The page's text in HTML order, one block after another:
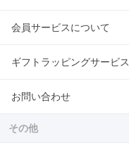
会員サービスについて
ギフトラッピングサービス
お問い合わせ
その他